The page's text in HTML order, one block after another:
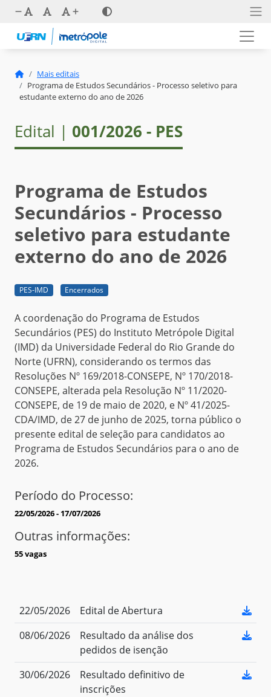
Mais editais
Programa de Estudos Secundários - Processo seletivo para
estudante externo do ano de 2026
Edital | 001/2026 - PES
Programa de Estudos
Secundários - Processo
seletivo para estudante
externo do ano de 2026
PES-IMD Encerrados
A coordenação do Programa de Estudos
Secundários (PES) do Instituto Metrópole Digital
(IMD) da Universidade Federal do Rio Grande do
Norte (UFRN), considerando os termos das
Resoluções Nº 169/2018-CONSEPE, Nº 170/2018-
CONSEPE, alterada pela Resolução Nº 11/2020-
CONSEPE, de 19 de maio de 2020, e Nº 41/2025-
CDA/IMD, de 27 de junho de 2025, torna público o
presente edital de seleção para candidatos ao
Programa de Estudos Secundários para o ano de
2026.
Período do Processo:
22/05/2026 - 17/07/2026
Outras informações:
55 vagas
22/05/2026
Edital de Abertura
08/06/2026
Resultado da análise dos
pedidos de isenção
30/06/2026
Resultado definitivo de
inscrições